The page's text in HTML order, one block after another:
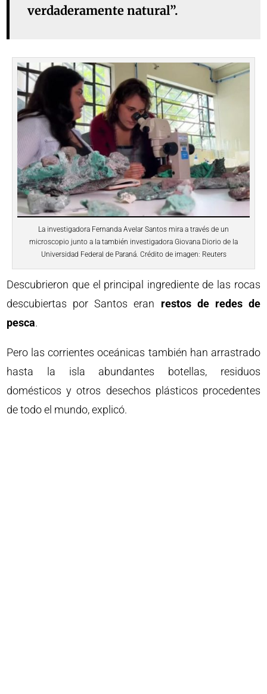
verdaderamente natural”.
La investigadora Fernanda Avelar Santos mira a través de un
microscopio junto a la también investigadora Giovana Diorio de la
Universidad Federal de Paraná. Crédito de imagen: Reuters
Descubrieron que el principal ingrediente de las rocas
descubiertas por Santos eran restos de redes de
pesca.
Pero las corrientes oceánicas también han arrastrado
hasta la isla abundantes botellas, residuos
domésticos y otros desechos plásticos procedentes
de todo el mundo, explicó.